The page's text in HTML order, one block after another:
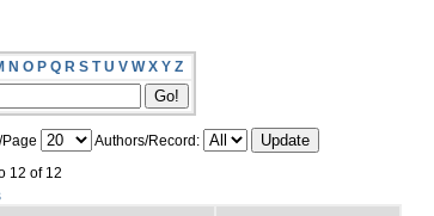
N O P Q R S T U V W X Y Z
Authors/Record:
12 of 12